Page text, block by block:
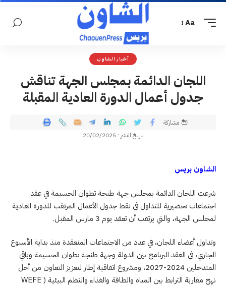
Aa
أخبار الشاون
اللجان الدائمة بمجلس الجهة تناقش
جدول أعمال الدورة العادية المقبلة
تاريخ النشر : 20/02/2025
مشاركة
الشاون بريس
شرعت اللجان الدائمة بمجلس جهة طنجة تطوان الحسيمة في عقد
اجتماعات تحضيرية للتداول في نقط جدول الأعمال المرتقب للدورة العادية
لمجلس الجهة، والتي يرتقب أن تعقد يوم 3 مارس المقبل.
وتداول أعضاء اللجان، في عدد من الاجتماعات المنعقدة منذ بداية الأسبوع
الجاري، في العقد البرنامج بين الدولة وجهة طنجة تطوان الحسيمة وباقي
المتدخلين 2024-2027، ومشروع اتفاقية إطار لتعزيز التعاون من أجل
نهج مقاربة الترابط بين المياه والطاقة والغذاء والنظم البيئية ( WEFE